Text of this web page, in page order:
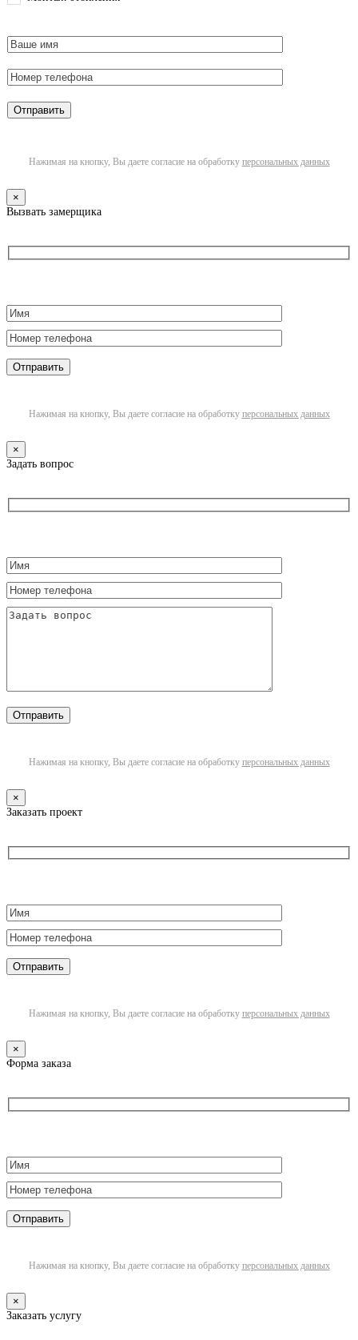
Нажимая на кнопку, Вы даете согласие на обработку персональных данных
×
Вызвать замерщика
Нажимая на кнопку, Вы даете согласие на обработку персональных данных
×
Задать вопрос
Нажимая на кнопку, Вы даете согласие на обработку персональных данных
×
Заказать проект
Нажимая на кнопку, Вы даете согласие на обработку персональных данных
×
Форма заказа
Нажимая на кнопку, Вы даете согласие на обработку персональных данных
×
Заказать услугу